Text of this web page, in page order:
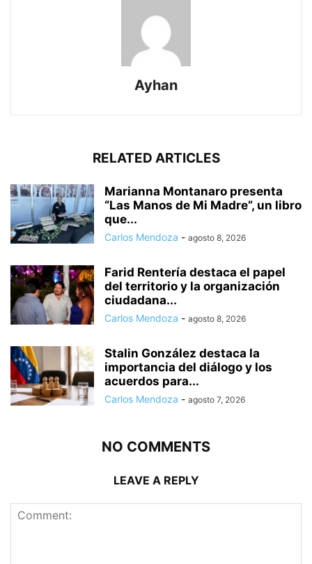
Ayhan
RELATED ARTICLES
Marianna Montanaro presenta
“Las Manos de Mi Madre”, un libro
que...
Carlos Mendoza - agosto 8, 2026
Farid Rentería destaca el papel
del territorio y la organización
ciudadana...
Carlos Mendoza - agosto 8, 2026
Stalin González destaca la
importancia del diálogo y los
acuerdos para...
Carlos Mendoza - agosto 7, 2026
NO COMMENTS
LEAVE A REPLY